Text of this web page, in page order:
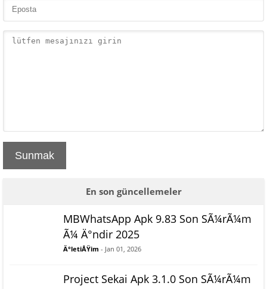
Sunmak
En son güncellemeler
MBWhatsApp Apk 9.83 Son SÃ¼rÃ¼m
Ã¼ Ä°ndir 2025
Ä°letiÅŸim - Jan 01, 2026
Project Sekai Apk 3.1.0 Son SÃ¼rÃ¼m